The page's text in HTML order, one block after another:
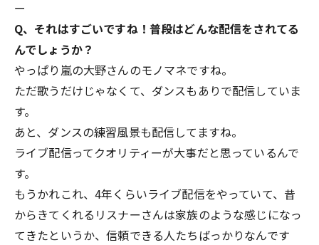
ー
Q、それはすごいですね！普段はどんな配信をされてる
んでしょうか？
やっぱり嵐の大野さんのモノマネですね。
ただ歌うだけじゃなくて、ダンスもありで配信していま
す。
あと、ダンスの練習風景も配信してますね。
ライブ配信ってクオリティーが大事だと思っているんで
す。
もうかれこれ、4年くらいライブ配信をやっていて、昔
からきてくれるリスナーさんは家族のような感じになっ
てきたというか、信頼できる人たちばっかりなんです